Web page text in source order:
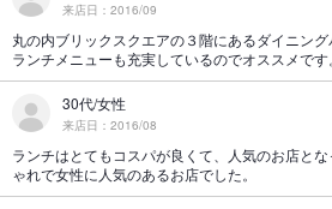
来店日：2016/09
丸の内ブリックスクエアの３階にあるダイニング
ランチメニューも充実しているのでオススメです。
30代/女性
来店日：2016/08
ランチはとてもコスパが良くて、人気のお店と
ゃれで女性に人気のあるお店でした。